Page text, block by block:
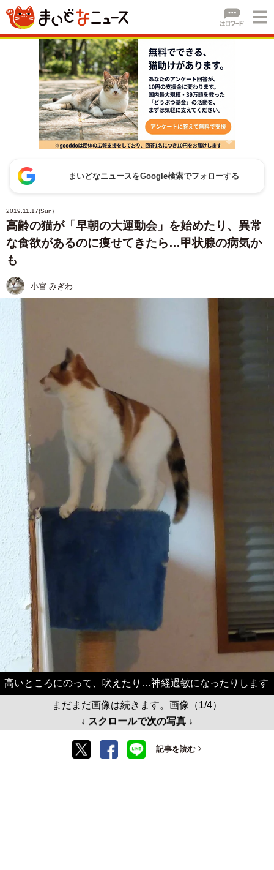
まいどなニュースをGoogle検索でフォローする
2019.11.17(Sun)
高齢の猫が「早朝の大運動会」を始めたり、異常
な食欲があるのに痩せてきたら…甲状腺の病気か
も
小宮 みぎわ
高いところにのって、吠えたり…神経過敏になったりします
まだまだ画像は続きます。画像（1/4）
↓ スクロールで次の写真 ↓
記事を読む